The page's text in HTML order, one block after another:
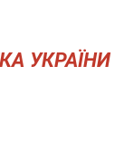
УКРАЇНИ